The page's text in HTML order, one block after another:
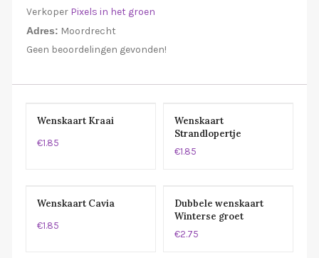
Verkoper Pixels in het groen
Adres: Moordrecht
Geen beoordelingen gevonden!
Wenskaart Kraai
€1.85
Wenskaart
Strandlopertje
€1.85
Wenskaart Cavia
€1.85
Dubbele wenskaart
Winterse groet
Schaapjes
€2.75